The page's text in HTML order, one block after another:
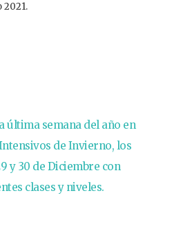
2021.
última semana del año en
de Invierno, los
y 30 de Diciembre con
clases y niveles.